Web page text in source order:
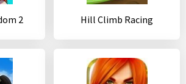
2 Hill Climb Racing